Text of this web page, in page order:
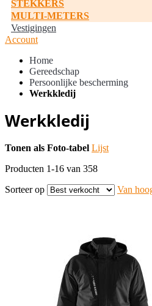
STEKKERS
MULTI-METERS
Vestigingen
Account
Home
Gereedschap
Persoonlijke bescherming
Werkkledij
Werkkledij
Tonen als Foto-tabel Lijst
Producten 1-16 van 358
Sorteer op
Van